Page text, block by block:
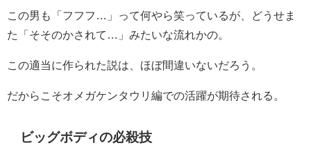
この男も「フフフ…」って何やら笑っているが、どうせま
た「そそのかされて…」みたいな流れかの。
この適当に作られた説は、ほぼ間違いないだろう。
だからこそオメガケンタウリ編での活躍が期待される。
ビッグボディの必殺技